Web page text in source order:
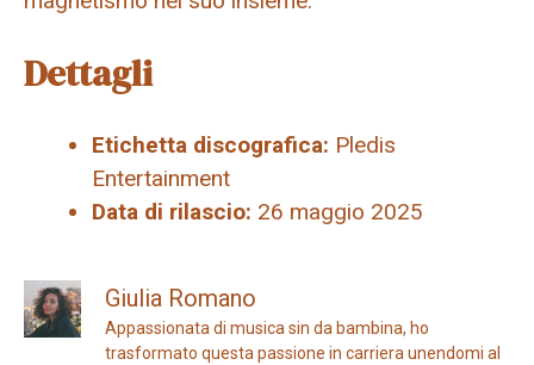
Dettagli
Etichetta discografica: Pledis
Entertainment
Data di rilascio: 26 maggio 2025
Giulia Romano
Appassionata di musica sin da bambina, ho
trasformato questa passione in carriera unendomi al